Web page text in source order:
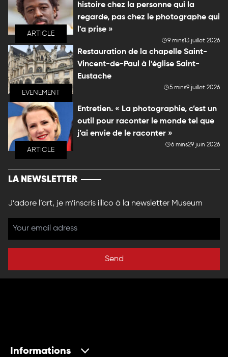
ARTICLE
histoire chez la personne qui la
regarde, pas chez le photographe qui
l'a prise »
9 mins13 juillet 2026
EVENEMENT
Restauration de la chapelle Saint-
Vincent-de-Paul à l'église Saint-
Eustache
5 mins9 juillet 2026
ARTICLE
Entretien. « La photographie, c’est un
outil pour raconter le monde tel que
j’ai envie de le raconter »
6 mins29 juin 2026
LA NEWSLETTER
J’adore l’art, je m’inscris illico à la newsletter Museum
Send
Informations